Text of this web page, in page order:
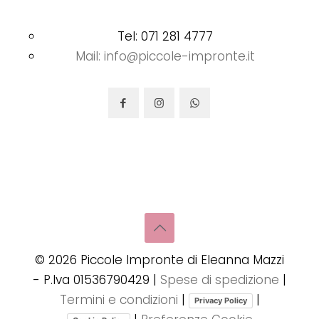
Tel: 071 281 4777
Mail: info@piccole-impronte.it
© 2026 Piccole Impronte di Eleanna Mazzi
- P.Iva 01536790429 | Spese di spedizione |
Termini e condizioni | Privacy Policy |